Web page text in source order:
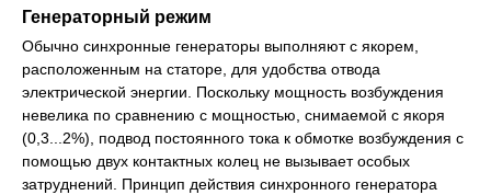
Генераторный режим
Обычно синхронные генераторы выполняют с якорем,
расположенным на статоре, для удобства отвода
электрической энергии. Поскольку мощность возбуждения
невелика по сравнению с мощностью, снимаемой с якоря
(0,3...2%), подвод постоянного тока к обмотке возбуждения с
помощью двух контактных колец не вызывает особых
затруднений. Принцип действия синхронного генератора